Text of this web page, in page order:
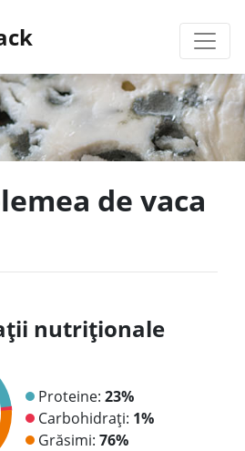
de vaca
nutriționale
Proteine: 23%
Carbohidrați: 1%
Grăsimi: 76%